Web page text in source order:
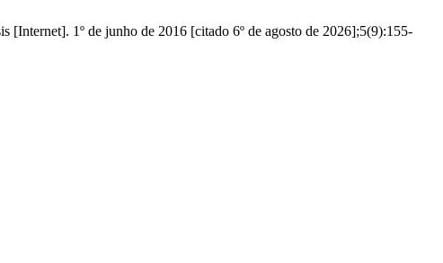
1º de junho de 2016 [citado 6º de agosto de 2026];5(9):155-